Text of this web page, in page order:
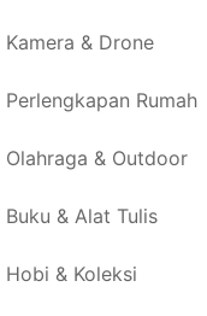
Kamera & Drone
Perlengkapan Rumah
Olahraga & Outdoor
Buku & Alat Tulis
Hobi & Koleksi